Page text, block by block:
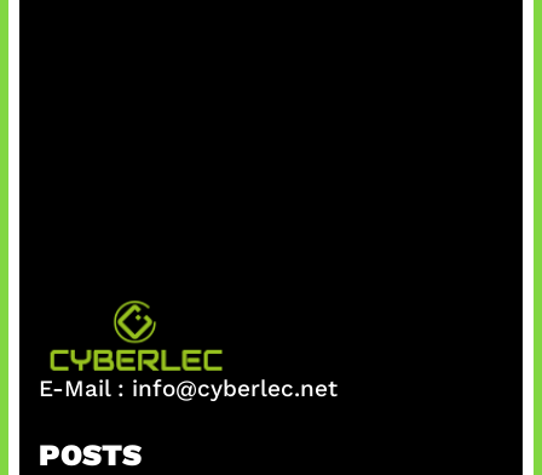
E-Mail : info@cyberlec.net
POSTS